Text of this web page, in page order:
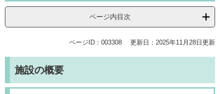
ページ内目次
ページID：003308 更新日：2025年11月28日更新
施設の概要